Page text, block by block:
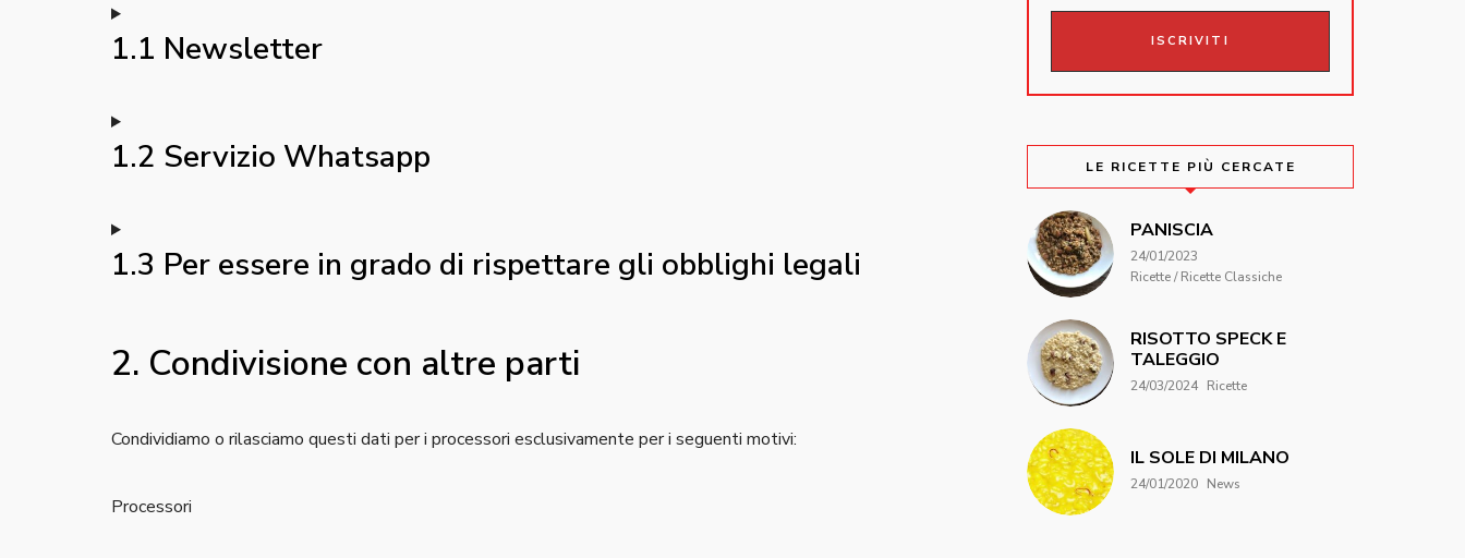
1.1 Newsletter
1.2 Servizio Whatsapp
1.3 Per essere in grado di rispettare gli obblighi legali
2. Condivisione con altre parti
Condividiamo o rilasciamo questi dati per i processori esclusivamente per i seguenti motivi:
Processori
LE RICETTE PIÙ CERCATE
PANISCIA
24/01/2023
Ricette / Ricette Classiche
RISOTTO SPECK E
TALEGGIO
24/03/2024 Ricette
IL SOLE DI MILANO
24/01/2020 News